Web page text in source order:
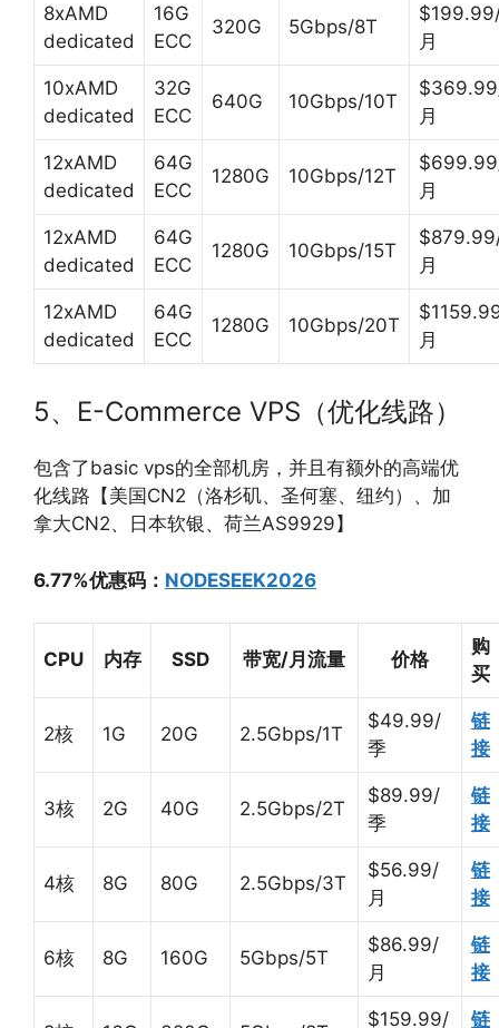
8xAMD
dedicated
16G
ECC
320G 5Gbps/8T
月
10xAMD
dedicated
32G
ECC
640G 10Gbps/10T
月
12xAMD
dedicated
64G
ECC
1280G 10Gbps/12T
月
12xAMD
dedicated
64G
ECC
1280G 10Gbps/15T
月
12xAMD
dedicated
64G
ECC
1280G 10Gbps/20T
月
5、E-Commerce VPS（优化线路）
包含了basic vps的全部机房，并且有额外的高端优
化线路【美国CN2（洛杉矶、圣何塞、纽约）、加
拿大CN2、日本软银、荷兰AS9929】
6.77%优惠码： NODESEEK2026
CPU 内存 SSD 带宽/月流量 价格
购
买
2核 1G 20G 2.5Gbps/1T
$49.99/
季
链
接
3核 2G 40G 2.5Gbps/2T
$89.99/
季
链
接
4核 8G 80G 2.5Gbps/3T
$56.99/
月
链
接
6核 8G 160G 5Gbps/5T
$86.99/
月
链
接
$159.99/ 链